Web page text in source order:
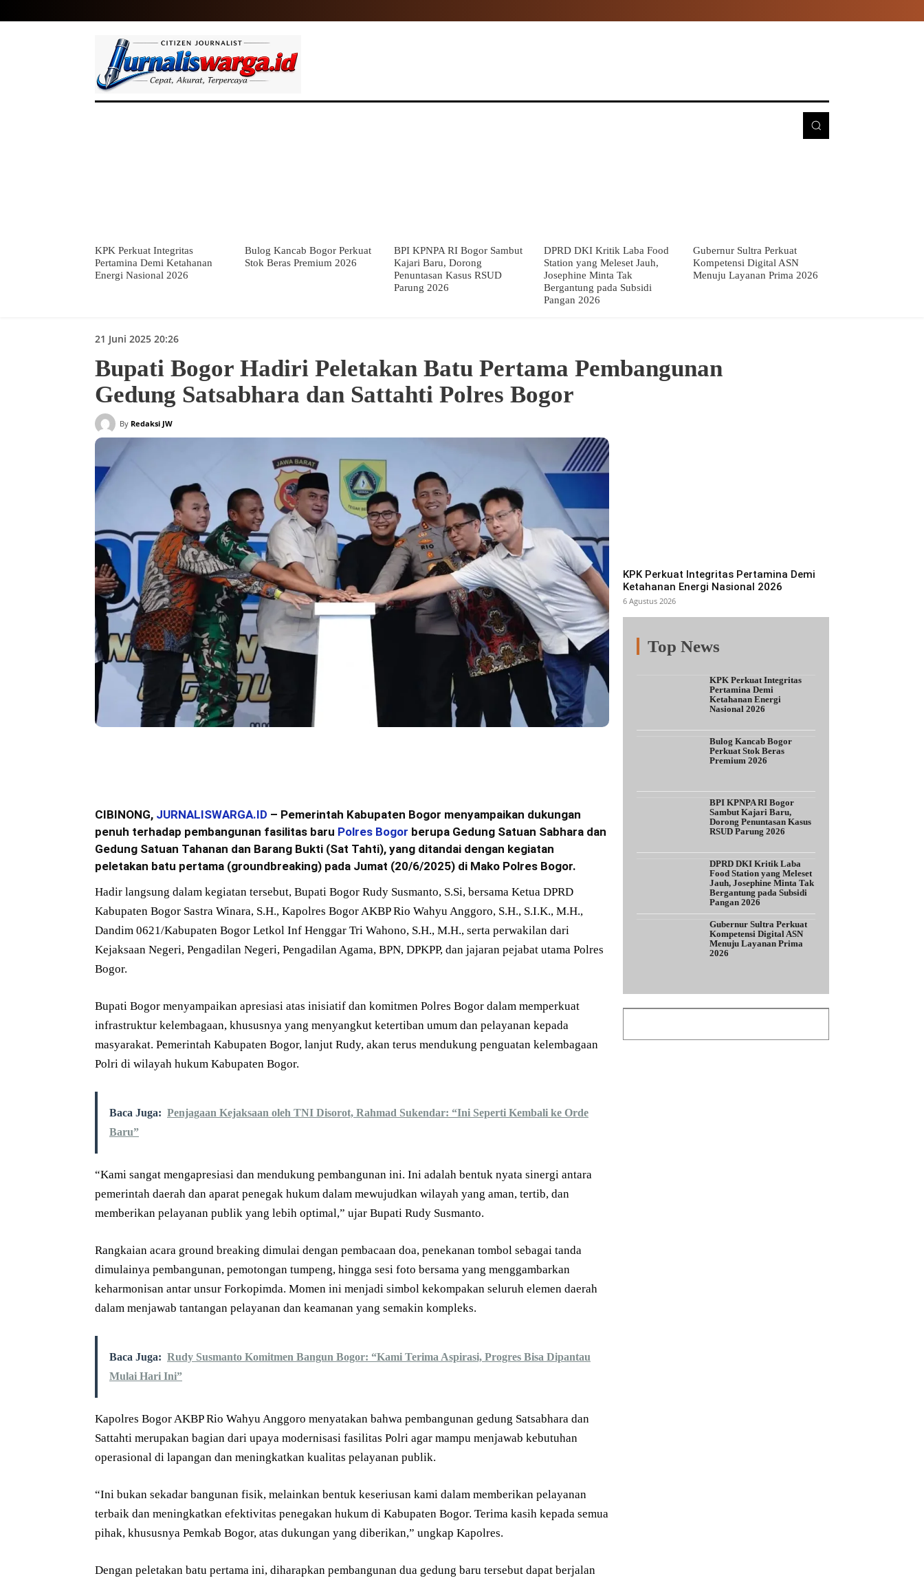
KPK Perkuat Integritas
Pertamina Demi Ketahanan
Energi Nasional 2026
Bulog Kancab Bogor Perkuat
Stok Beras Premium 2026
BPI KPNPA RI Bogor Sambut
Kajari Baru, Dorong
Penuntasan Kasus RSUD
Parung 2026
DPRD DKI Kritik Laba Food
Station yang Meleset Jauh,
Josephine Minta Tak
Bergantung pada Subsidi
Pangan 2026
Gubernur Sultra Perkuat
Kompetensi Digital ASN
Menuju Layanan Prima 2026
21 Juni 2025 20:26
Bupati Bogor Hadiri Peletakan Batu Pertama Pembangunan
Gedung Satsabhara dan Sattahti Polres Bogor
By Redaksi JW
CIBINONG, JURNALISWARGA.ID – Pemerintah Kabupaten Bogor menyampaikan dukungan
penuh terhadap pembangunan fasilitas baru Polres Bogor berupa Gedung Satuan Sabhara dan
Gedung Satuan Tahanan dan Barang Bukti (Sat Tahti), yang ditandai dengan kegiatan
peletakan batu pertama (groundbreaking) pada Jumat (20/6/2025) di Mako Polres Bogor.
Hadir langsung dalam kegiatan tersebut, Bupati Bogor Rudy Susmanto, S.Si, bersama Ketua DPRD
Kabupaten Bogor Sastra Winara, S.H., Kapolres Bogor AKBP Rio Wahyu Anggoro, S.H., S.I.K., M.H.,
Dandim 0621/Kabupaten Bogor Letkol Inf Henggar Tri Wahono, S.H., M.H., serta perwakilan dari
Kejaksaan Negeri, Pengadilan Negeri, Pengadilan Agama, BPN, DPKPP, dan jajaran pejabat utama Polres
Bogor.
Bupati Bogor menyampaikan apresiasi atas inisiatif dan komitmen Polres Bogor dalam memperkuat
infrastruktur kelembagaan, khususnya yang menyangkut ketertiban umum dan pelayanan kepada
masyarakat. Pemerintah Kabupaten Bogor, lanjut Rudy, akan terus mendukung penguatan kelembagaan
Polri di wilayah hukum Kabupaten Bogor.
Baca Juga: Penjagaan Kejaksaan oleh TNI Disorot, Rahmad Sukendar: “Ini Seperti Kembali ke Orde
Baru”
“Kami sangat mengapresiasi dan mendukung pembangunan ini. Ini adalah bentuk nyata sinergi antara
pemerintah daerah dan aparat penegak hukum dalam mewujudkan wilayah yang aman, tertib, dan
memberikan pelayanan publik yang lebih optimal,” ujar Bupati Rudy Susmanto.
Rangkaian acara ground breaking dimulai dengan pembacaan doa, penekanan tombol sebagai tanda
dimulainya pembangunan, pemotongan tumpeng, hingga sesi foto bersama yang menggambarkan
keharmonisan antar unsur Forkopimda. Momen ini menjadi simbol kekompakan seluruh elemen daerah
dalam menjawab tantangan pelayanan dan keamanan yang semakin kompleks.
Baca Juga: Rudy Susmanto Komitmen Bangun Bogor: “Kami Terima Aspirasi, Progres Bisa Dipantau
Mulai Hari Ini”
Kapolres Bogor AKBP Rio Wahyu Anggoro menyatakan bahwa pembangunan gedung Satsabhara dan
Sattahti merupakan bagian dari upaya modernisasi fasilitas Polri agar mampu menjawab kebutuhan
operasional di lapangan dan meningkatkan kualitas pelayanan publik.
“Ini bukan sekadar bangunan fisik, melainkan bentuk keseriusan kami dalam memberikan pelayanan
terbaik dan meningkatkan efektivitas penegakan hukum di Kabupaten Bogor. Terima kasih kepada semua
pihak, khususnya Pemkab Bogor, atas dukungan yang diberikan,” ungkap Kapolres.
Dengan peletakan batu pertama ini, diharapkan pembangunan dua gedung baru tersebut dapat berjalan
KPK Perkuat Integritas Pertamina Demi
Ketahanan Energi Nasional 2026
6 Agustus 2026
Top News
Fitur Populer
KPK Perkuat Integritas
Pertamina Demi
Ketahanan Energi
Nasional 2026
Bulog Kancab Bogor
Perkuat Stok Beras
Premium 2026
BPI KPNPA RI Bogor
Sambut Kajari Baru,
Dorong Penuntasan Kasus
RSUD Parung 2026
DPRD DKI Kritik Laba
Food Station yang Meleset
Jauh, Josephine Minta Tak
Bergantung pada Subsidi
Pangan 2026
Gubernur Sultra Perkuat
Kompetensi Digital ASN
Menuju Layanan Prima
2026